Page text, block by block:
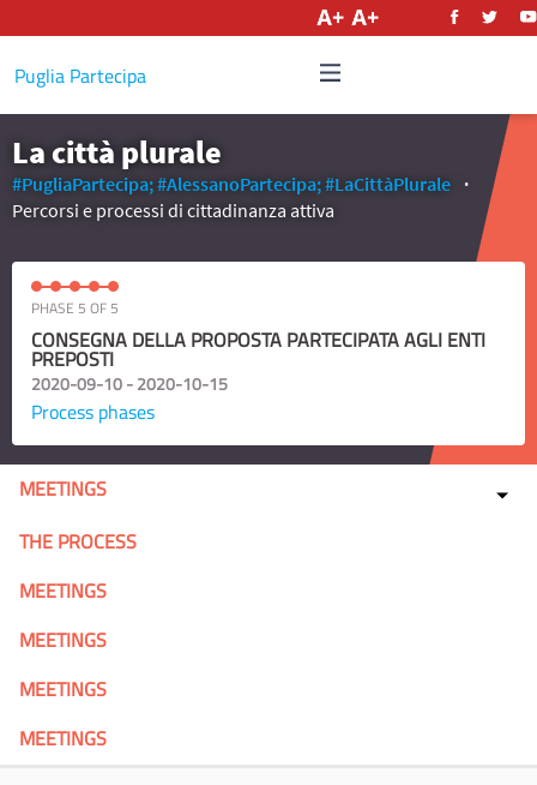
Puglia Partecipa
La città plurale
#PugliaPartecipa;#AlessanoPartecipa;#LaCittàPlurale
Percorsi e processi di cittadinanza attiva
PHASE 5 OF 5
CONSEGNA DELLA PROPOSTA PARTECIPATA AGLI ENTI
PREPOSTI
2020-09-10 - 2020-10-15
Process phases
MEETINGS
THE PROCESS
MEETINGS
MEETINGS
MEETINGS
MEETINGS